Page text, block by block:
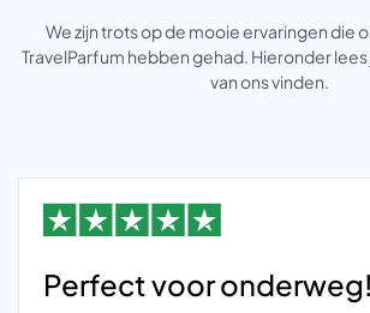
We zijn trots op de mooie ervaringen die
TravelParfum hebben gehad. Hieronder
van ons vinden.
Perfect voor onderweg!